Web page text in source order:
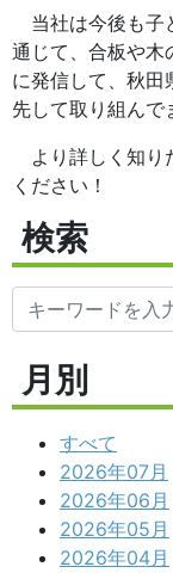
当社は今後も子
通じて、合板や木
に発信して、秋田
先して取り組んで
より詳しく知り
ください！
検索
月別
すべて
2026年07月
2026年06月
2026年05月
2026年04月